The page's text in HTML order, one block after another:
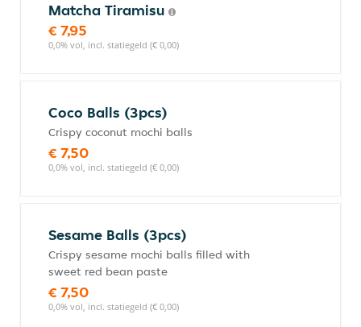
Matcha Tiramisu
€ 7,95
0,0% vol, incl. statiegeld (€ 0,00)
Coco Balls (3pcs)
Crispy coconut mochi balls
€ 7,50
0,0% vol, incl. statiegeld (€ 0,00)
Sesame Balls (3pcs)
Crispy sesame mochi balls filled with
sweet red bean paste
€ 7,50
0,0% vol, incl. statiegeld (€ 0,00)